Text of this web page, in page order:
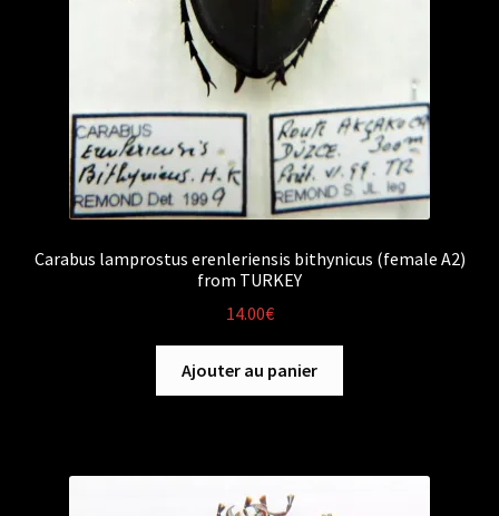
Carabus lamprostus erenleriensis bithynicus (female A2)
from TURKEY
14.00€
Ajouter au panier